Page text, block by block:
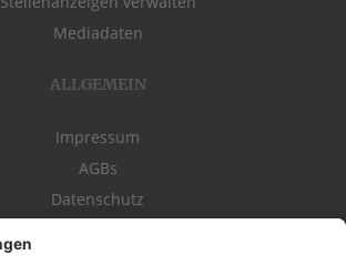
Mediadaten
ALLGEMEIN
Impressum
AGBs
Datenschutz